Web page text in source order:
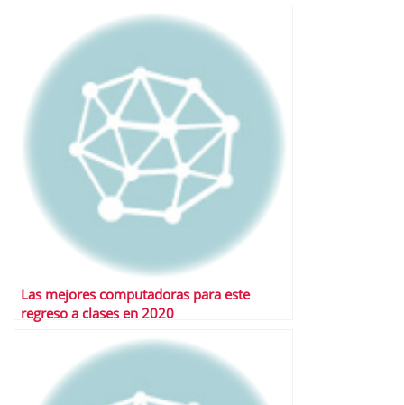
Las mejores computadoras para este
regreso a clases en 2020